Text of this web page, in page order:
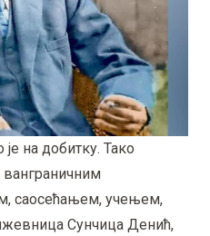
на добитку. Тако
саосећањем, учењем,
Сунчица Денић,